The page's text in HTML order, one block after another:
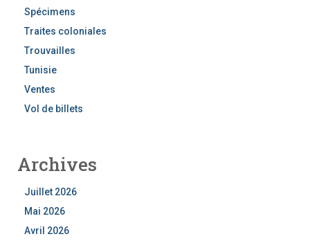
Spécimens
Traites coloniales
Trouvailles
Tunisie
Ventes
Vol de billets
Archives
Juillet 2026
Mai 2026
Avril 2026